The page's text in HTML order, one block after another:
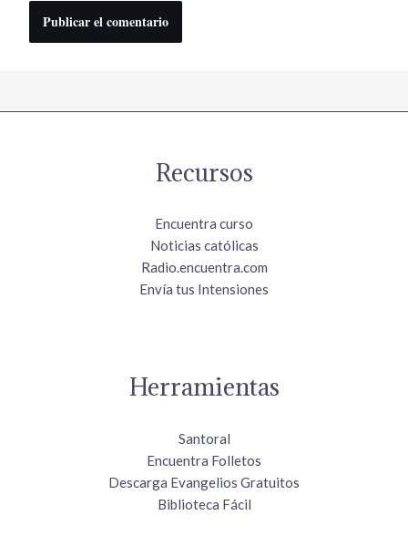
Recursos
Encuentra curso
Noticias católicas
Radio.encuentra.com
Envía tus Intensiones
Herramientas
Santoral
Encuentra Folletos
Descarga Evangelios Gratuitos
Biblioteca Fácil